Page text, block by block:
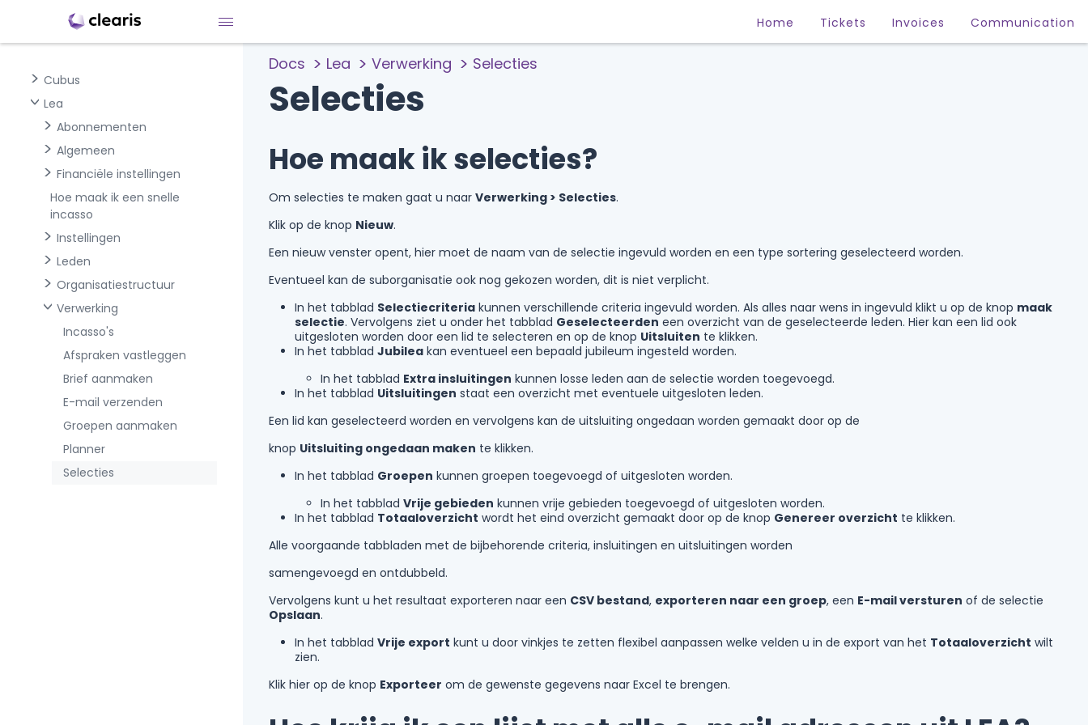
Home Tickets Invoices Communication
Cubus
Lea
Abonnementen
Algemeen
Financiële instellingen
Hoe maak ik een snelle
incasso
Instellingen
Leden
Organisatiestructuur
Verwerking
Incasso's
Afspraken vastleggen
Brief aanmaken
E-mail verzenden
Groepen aanmaken
Planner
Selecties
Docs Lea Verwerking Selecties
Selecties
Hoe maak ik selecties?
Om selecties te maken gaat u naar Verwerking > Selecties.
Klik op de knop Nieuw.
Een nieuw venster opent, hier moet de naam van de selectie ingevuld worden en een type sortering geselecteerd worden.
Eventueel kan de suborganisatie ook nog gekozen worden, dit is niet verplicht.
In het tabblad Selectiecriteria kunnen verschillende criteria ingevuld worden. Als alles naar wens in ingevuld klikt u op de knop maak
selectie. Vervolgens ziet u onder het tabblad Geselecteerden een overzicht van de geselecteerde leden. Hier kan een lid ook
uitgesloten worden door een lid te selecteren en op de knop Uitsluiten te klikken.
In het tabblad Jubilea kan eventueel een bepaald jubileum ingesteld worden.
In het tabblad Extra insluitingen kunnen losse leden aan de selectie worden toegevoegd.
In het tabblad Uitsluitingen staat een overzicht met eventuele uitgesloten leden.
Een lid kan geselecteerd worden en vervolgens kan de uitsluiting ongedaan worden gemaakt door op de
knop Uitsluiting ongedaan maken te klikken.
In het tabblad Groepen kunnen groepen toegevoegd of uitgesloten worden.
In het tabblad Vrije gebieden kunnen vrije gebieden toegevoegd of uitgesloten worden.
In het tabblad Totaaloverzicht wordt het eind overzicht gemaakt door op de knop Genereer overzicht te klikken.
Alle voorgaande tabbladen met de bijbehorende criteria, insluitingen en uitsluitingen worden
samengevoegd en ontdubbeld.
Vervolgens kunt u het resultaat exporteren naar een CSV bestand, exporteren naar een groep, een E-mail versturen of de selectie
Opslaan.
In het tabblad Vrije export kunt u door vinkjes te zetten flexibel aanpassen welke velden u in de export van het Totaaloverzicht wilt
zien.
Klik hier op de knop Exporteer om de gewenste gegevens naar Excel te brengen.